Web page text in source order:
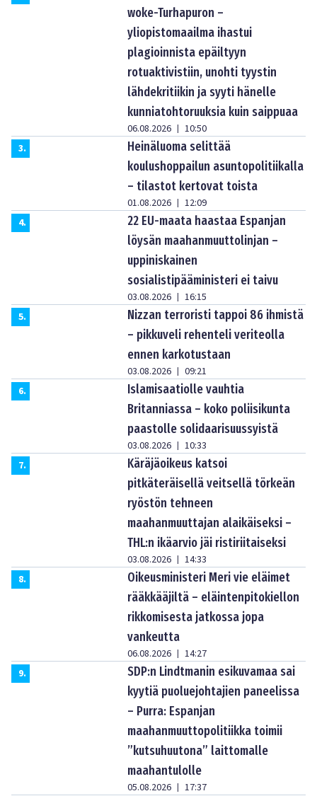
woke-Turhapuron –
yliopistomaailma ihastui
plagioinnista epäiltyyn
rotuaktivistiin, unohti tyystin
lähdekritiikin ja syyti hänelle
kunniatohtoruuksia kuin saippuaa
06.08.2026 | 10:50
3.
Heinäluoma selittää
koulushoppailun asuntopolitiikalla
– tilastot kertovat toista
01.08.2026 | 12:09
4.
22 EU-maata haastaa Espanjan
löysän maahanmuuttolinjan –
uppiniskainen
sosialistipääministeri ei taivu
03.08.2026 | 16:15
5.
Nizzan terroristi tappoi 86 ihmistä
– pikkuveli rehenteli veriteolla
ennen karkotustaan
03.08.2026 | 09:21
6.
Islamisaatiolle vauhtia
Britanniassa – koko poliisikunta
paastolle solidaarisuussyistä
03.08.2026 | 10:33
7.
Käräjäoikeus katsoi
pitkäteräisellä veitsellä törkeän
ryöstön tehneen
maahanmuuttajan alaikäiseksi –
THL:n ikäarvio jäi ristiriitaiseksi
03.08.2026 | 14:33
8.
Oikeusministeri Meri vie eläimet
rääkkääjiltä – eläintenpitokiellon
rikkomisesta jatkossa jopa
vankeutta
06.08.2026 | 14:27
9.
SDP:n Lindtmanin esikuvamaa sai
kyytiä puoluejohtajien paneelissa
– Purra: Espanjan
maahanmuuttopolitiikka toimii
”kutsuhuutona” laittomalle
maahantulolle
05.08.2026 | 17:37